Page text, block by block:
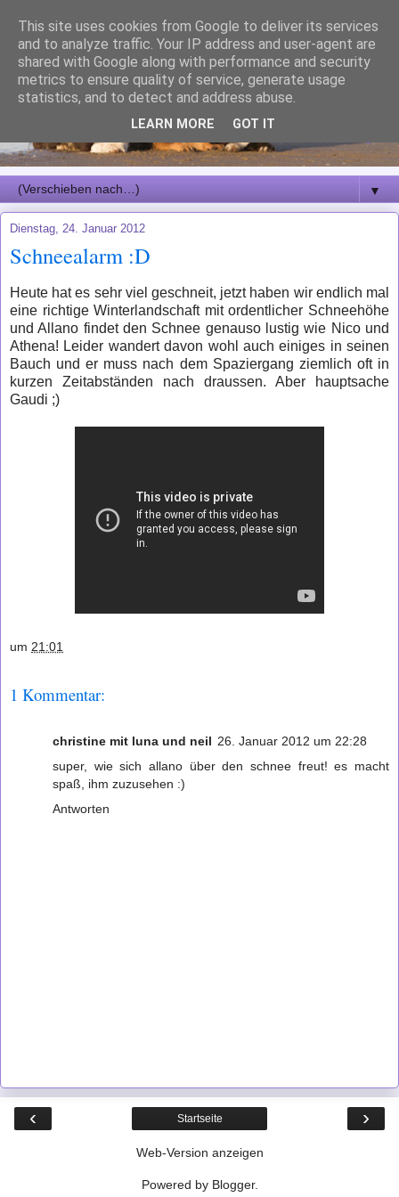
▼
Dienstag, 24. Januar 2012
Schneealarm :D
Heute hat es sehr viel geschneit, jetzt haben wir endlich mal
eine richtige Winterlandschaft mit ordentlicher Schneehöhe
und Allano findet den Schnee genauso lustig wie Nico und
Athena! Leider wandert davon wohl auch einiges in seinen
Bauch und er muss nach dem Spaziergang ziemlich oft in
kurzen Zeitabständen nach draussen. Aber hauptsache
Gaudi ;)
um 21:01
1 Kommentar:
christine mit luna und neil 26. Januar 2012 um 22:28
super, wie sich allano über den schnee freut! es macht
spaß, ihm zuzusehen :)
Antworten
‹ ›
Startseite
Web-Version anzeigen
Powered by Blogger.
This site uses cookies from Google to deliver its services
and to analyze traffic. Your IP address and user-agent are
shared with Google along with performance and security
metrics to ensure quality of service, generate usage
statistics, and to detect and address abuse.
LEARN MORE GOT IT